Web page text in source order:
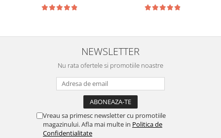
NEWSLETTER
Nu rata ofertele si promotiile noastre
Vreau sa primesc newsletter cu promotiile
magazinului. Afla mai multe in Politica de
Confidentialitate